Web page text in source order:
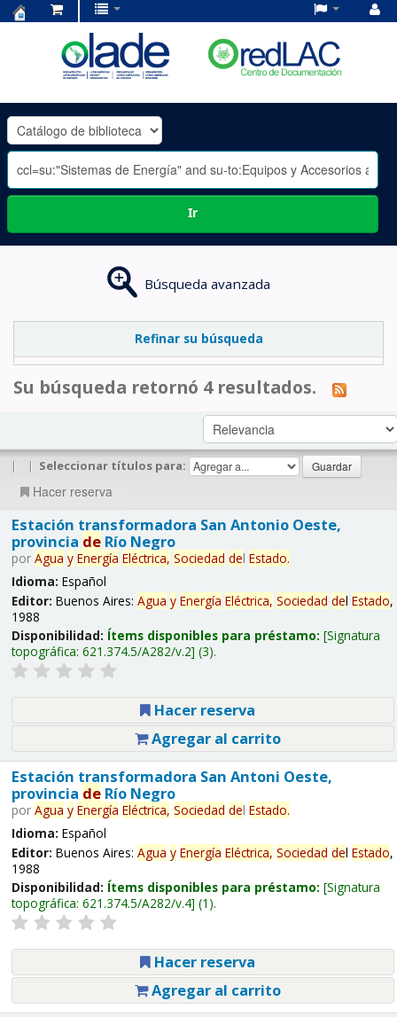
OLADE
-
Ir
Búsqueda avanzada
Refinar su búsqueda
Su búsqueda retornó 4 resultados.
| | Seleccionar títulos para:
Hacer reserva
Estación transformadora San Antonio Oeste,
provincia deRío Negro
por Agua y Energía Eléctrica, Sociedad del Estado.
Idioma: Español
Editor: Buenos Aires: Agua y Energía Eléctrica, Sociedad del Estado,
1988
Disponibilidad: Ítems disponibles para préstamo: Signatura
topográfica: 621.374.5/A282/v.2 (3).
Hacer reserva
Agregar al carrito
Estación transformadora San Antoni Oeste,
provincia deRío Negro
por Agua y Energía Eléctrica, Sociedad del Estado.
Idioma: Español
Editor: Buenos Aires: Agua y Energía Eléctrica, Sociedad del Estado,
1988
Disponibilidad: Ítems disponibles para préstamo: Signatura
topográfica: 621.374.5/A282/v.4 (1).
Hacer reserva
Agregar al carrito